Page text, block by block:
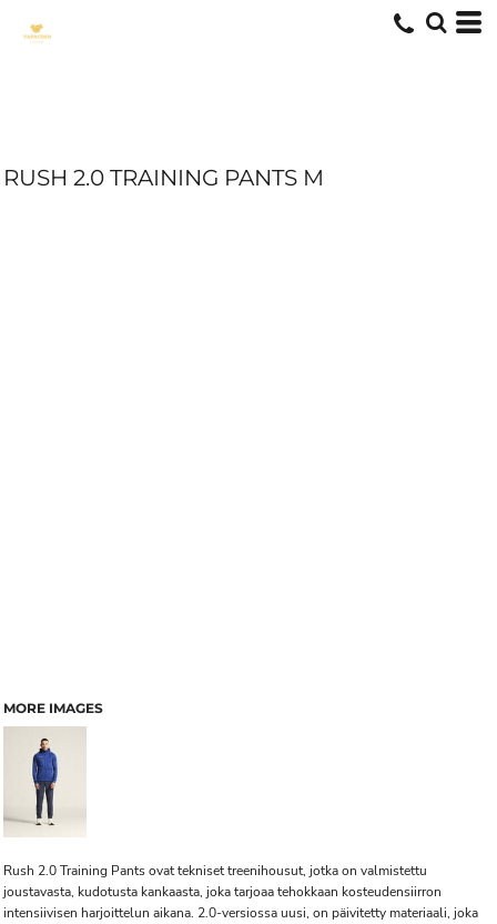
RUSH 2.0 TRAINING PANTS M
MORE IMAGES
Rush 2.0 Training Pants ovat tekniset treenihousut, jotka on valmistettu
joustavasta, kudotusta kankaasta, joka tarjoaa tehokkaan kosteudensiirron
intensiivisen harjoittelun aikana. 2.0-versiossa uusi, on päivitetty materiaali, joka